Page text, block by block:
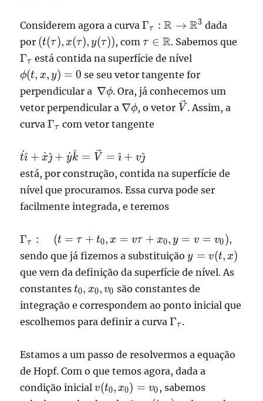
Considerem agora a curva
\mathbb{R}^3
Γτ : R → R3 dada
por (t(\tau),x(\tau),y(\tau))
(t(τ), x(τ), y(τ)), com\tau \in
\mathbb{R}
τ ∈ R. Sabemos que
Γτ está contida na superfície de nível
ϕ(t, x, y) = 0 se seu vetor tangente for
perpendicular a \nabla
\phi
∇ϕ. Ora, já conhecemos um
vetor perpendicular a \nabla
\phi
∇ϕ, o vetor \vec
V . Assim, a
curva\Gamma_\tau
Γτ com vetor tangente
\dot
t\hat\imath
+ \dot
x\hat\jmath
+ \dot
\vec V =
\hat\imath
+ v\hat
\jmath
t
˙
^ + x
˙
^ + y
˙k
^ = V = 
^ + v
^
está, por construção, contida na superfície de
nível que procuramos. Essa curva pode ser
facilmente integrada, e teremos
\displaystyle
\Gamma_\tau:
\quad (t =
\tau +t_0,x =
v\tau + x_0,y
= v = v_0),
Γτ : (t = τ + t0, x = vτ + x0, y = v = v0),
sendo que já fizemos a substituiçãoy =
v(t,x)
y = v(t, x)
que vem da definição da superfície de nível. As
constantest_0,x_0,
v_0
t0, x0, v0 são constantes de
integração e correspondem ao ponto inicial que
escolhemos para definir a curva\displaystyle
Γτ .
Estamos a um passo de resolvermos a equação
de Hopf. Com o que temos agora, dada a
condição inicialv(t_0,x_0)=v_0
v(t0, x0) = v0, sabemos